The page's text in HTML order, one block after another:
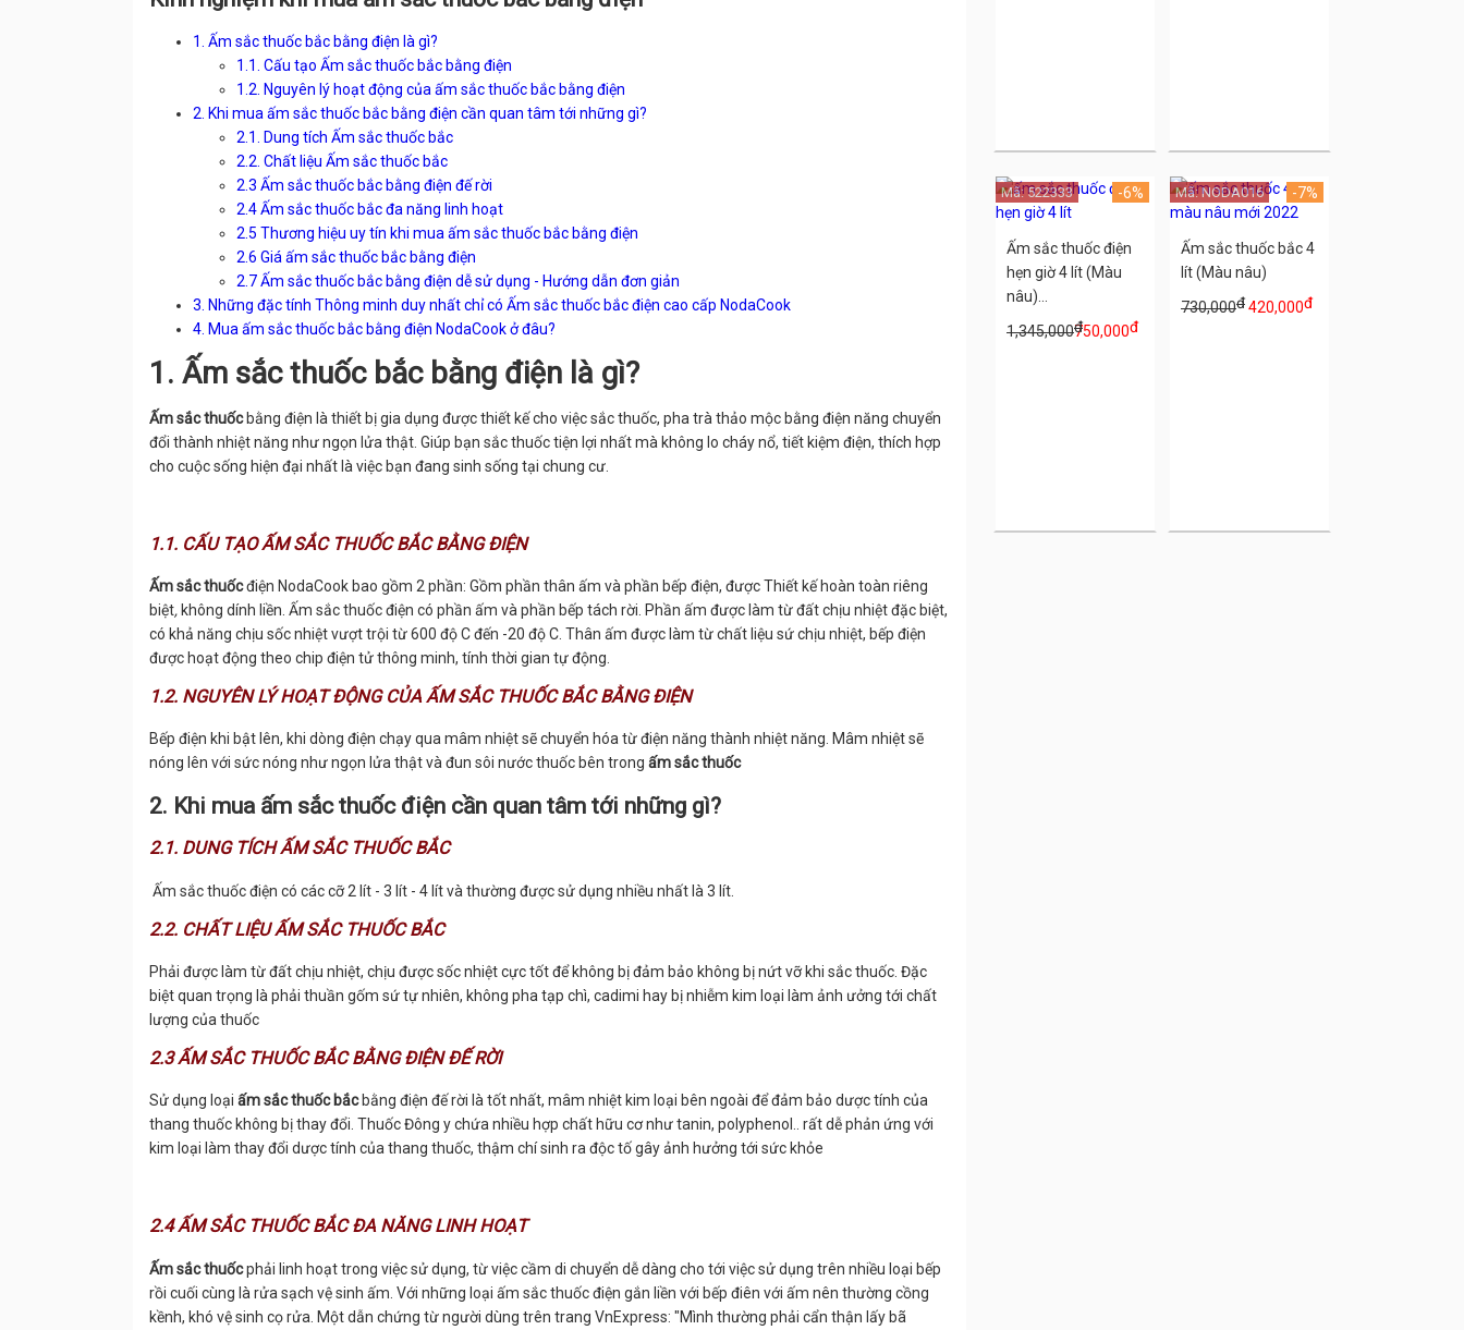
1. Ấm sắc thuốc bắc bằng điện là gì?
1.1. Cấu tạo Ấm sắc thuốc bắc bằng điện
1.2. Nguyên lý hoạt động của ấm sắc thuốc bắc bằng điện
2. Khi mua ấm sắc thuốc bắc bằng điện cần quan tâm tới những gì?
2.1. Dung tích Ấm sắc thuốc bắc
2.2. Chất liệu Ấm sắc thuốc bắc
2.3 Ấm sắc thuốc bắc bằng điện đế rời
2.4 Ấm sắc thuốc bắc đa năng linh hoạt
2.5 Thương hiệu uy tín khi mua ấm sắc thuốc bắc bằng điện
2.6 Giá ấm sắc thuốc bắc bằng điện
2.7 Ấm sắc thuốc bắc bằng điện dễ sử dụng - Hướng dẫn đơn giản
3. Những đặc tính Thông minh duy nhất chỉ có Ấm sắc thuốc bắc điện cao cấp NodaCook
4. Mua ấm sắc thuốc bắc bằng điện NodaCook ở đâu?
1. Ấm sắc thuốc bắc bằng điện là gì?
Ấm sắc thuốcbằng điện là thiết bị gia dụng được thiết kế cho việc sắc thuốc, pha trà thảo mộc bằng điện năng chuyển
đổi thành nhiệt năng như ngọn lửa thật. Giúp bạn sắc thuốc tiện lợi nhất mà không lo cháy nổ, tiết kiệm điện, thích hợp
cho cuộc sống hiện đại nhất là việc bạn đang sinh sống tại chung cư.
1.1. CẤU TẠO ẤM SẮC THUỐC BẮC BẰNG ĐIỆN
Ấm sắc thuốcđiện NodaCook bao gồm 2 phần: Gồm phần thân ấm và phần bếp điện, được Thiết kế hoàn toàn riêng
biệt, không dính liền. Ấm sắc thuốc điện có phần ấm và phần bếp tách rời. Phần ấm được làm từ đất chịu nhiệt đặc biệt,
có khả năng chịu sốc nhiệt vượt trội từ 600 độ C đến -20 độ C. Thân ấm được làm từ chất liệu sứ chịu nhiệt, bếp điện
được hoạt động theo chip điện tử thông minh, tính thời gian tự động.
1.2. NGUYÊN LÝ HOẠT ĐỘNG CỦA ẤM SẮC THUỐC BẮC BẰNG ĐIỆN
Bếp điện khi bật lên, khi dòng điện chạy qua mâm nhiệt sẽ chuyển hóa từ điện năng thành nhiệt năng. Mâm nhiệt sẽ
nóng lên với sức nóng như ngọn lửa thật và đun sôi nước thuốc bên trong ấm sắc thuốc
2. Khi mua ấm sắc thuốc điện cần quan tâm tới những gì?
2.1. DUNG TÍCH ẤM SẮC THUỐC BẮC
Ấm sắc thuốc điện có các cỡ 2 lít - 3 lít - 4 lít và thường được sử dụng nhiều nhất là 3 lít.
2.2. CHẤT LIỆU ẤM SẮC THUỐC BẮC
Phải được làm từ đất chịu nhiệt, chịu được sốc nhiệt cực tốt để không bị đảm bảo không bị nứt vỡ khi sắc thuốc. Đặc
biệt quan trọng là phải thuần gốm sứ tự nhiên, không pha tạp chì, cadimi hay bị nhiễm kim loại làm ảnh ưởng tới chất
lượng của thuốc
2.3 ẤM SẮC THUỐC BẮC BẰNG ĐIỆN ĐẾ RỜI
Sử dụng loại ấm sắc thuốc bắc bằng điện đế rời là tốt nhất, mâm nhiệt kim loại bên ngoài để đảm bảo dược tính của
thang thuốc không bị thay đổi. Thuốc Đông y chứa nhiều hợp chất hữu cơ như tanin, polyphenol.. rất dễ phản ứng với
kim loại làm thay đổi dược tính của thang thuốc, thậm chí sinh ra độc tố gây ảnh hưởng tới sức khỏe
2.4 ẤM SẮC THUỐC BẮC ĐA NĂNG LINH HOẠT
Ấm sắc thuốcphải linh hoạt trong việc sử dụng, từ việc cầm di chuyển dễ dàng cho tới việc sử dụng trên nhiều loại bếp
rồi cuối cùng là rửa sạch vệ sinh ấm. Với những loại ấm sắc thuốc điện gắn liền với bếp điên với ấm nên thường cồng
kềnh, khó vệ sinh cọ rửa. Một dẫn chứng từ người dùng trên trang VnExpress: "Mình thường phải cẩn thận lấy bã
Ấm sắc thuốc điện
hẹn giờ 4 lít (Màu
nâu)...
1,345,000đ
750,000đ
-6%
Mã: 522333
Ấm sắc thuốc bắc 4
lít (Màu nâu)
730,000đ 420,000đ
-7%
Mã: NODA016